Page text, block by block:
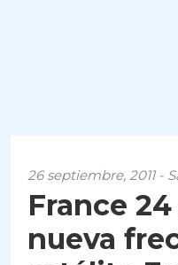
26 septiembre, 2011 -
France
nueva